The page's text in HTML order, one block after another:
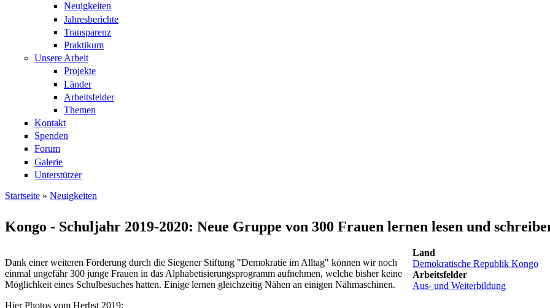
Neuigkeiten
Jahresberichte
Transparenz
Praktikum
Unsere Arbeit
Projekte
Länder
Arbeitsfelder
Themen
Kontakt
Spenden
Forum
Galerie
Unterstützer
Startseite » Neuigkeiten
Kongo - Schuljahr 2019-2020: Neue Gruppe von 300 Frauen lernen lesen und
Dank einer weiteren Förderung durch die Siegener Stiftung "Demokratie im Alltag" können wir noch
einmal ungefähr 300 junge Frauen in das Alphabetisierungsprogramm aufnehmen, welche bisher keine
Möglichkeit eines Schulbesuches hatten. Einige lernen gleichzeitig Nähen an einigen Nähmaschinen.
Hier Photos vom Herbst 2019:
Land
Demokratische Republik Kongo
Arbeitsfelder
Aus- und Weiterbildung